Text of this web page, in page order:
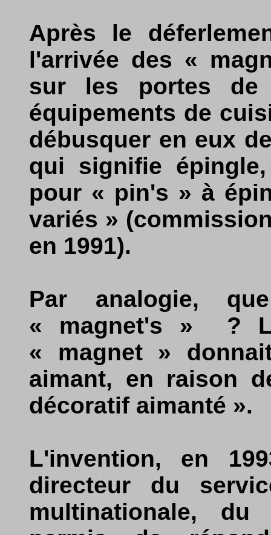
Après le
l'arrivée des «
sur les portes de
équipements de
débusquer en eux
qui signifie
pour « pin's » à
variés »
en 1991).
Par analogie,
« magnet's » ?
« magnet »
aimant, en raison
décoratif aimanté ».
L'invention, en
directeur du
multinationale,